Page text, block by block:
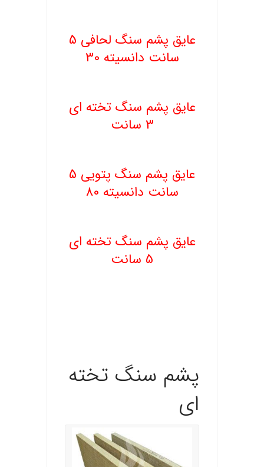
عایق پشم سنگ لحافی 5
سانت دانسیته 30
عایق پشم سنگ تخته ای
3 سانت
عایق پشم سنگ پتویی 5
سانت دانسیته 80
عایق پشم سنگ تخته ای
5 سانت
پشم سنگ تخته
ای